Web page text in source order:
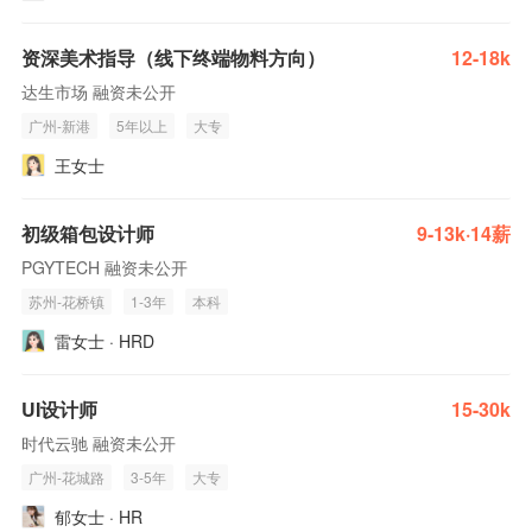
资深美术指导（线下终端物料方向） 12-18k
达生市场 融资未公开
广州-新港 5年以上 大专
王女士
初级箱包设计师 9-13k·14薪
PGYTECH 融资未公开
苏州-花桥镇 1-3年 本科
雷女士 · HRD
UI设计师 15-30k
时代云驰 融资未公开
广州-花城路 3-5年 大专
郁女士 · HR